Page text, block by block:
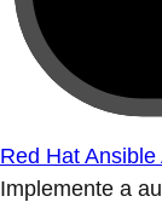
Red Hat
Implemente a